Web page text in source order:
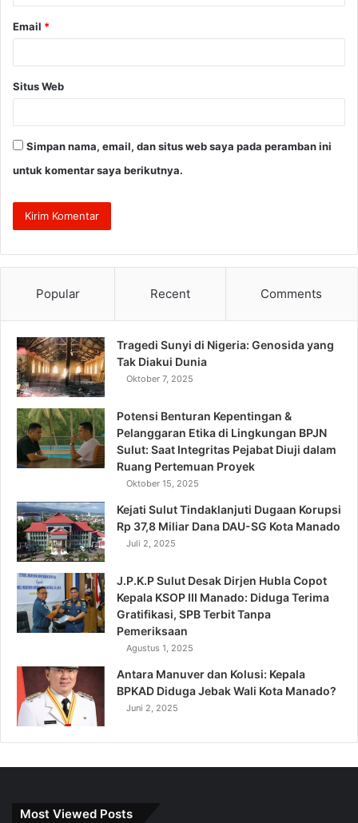
Email *
Situs Web
Simpan nama, email, dan situs web saya pada peramban ini
untuk komentar saya berikutnya.
Popular Recent Comments
Tragedi Sunyi di Nigeria: Genosida yang
Tak Diakui Dunia
Oktober 7, 2025
Potensi Benturan Kepentingan &
Pelanggaran Etika di Lingkungan BPJN
Sulut: Saat Integritas Pejabat Diuji dalam
Ruang Pertemuan Proyek
Oktober 15, 2025
Kejati Sulut Tindaklanjuti Dugaan Korupsi
Rp 37,8 Miliar Dana DAU-SG Kota Manado
Juli 2, 2025
J.P.K.P Sulut Desak Dirjen Hubla Copot
Kepala KSOP III Manado: Diduga Terima
Gratifikasi, SPB Terbit Tanpa
Pemeriksaan
Agustus 1, 2025
Antara Manuver dan Kolusi: Kepala
BPKAD Diduga Jebak Wali Kota Manado?
Juni 2, 2025
Most Viewed Posts